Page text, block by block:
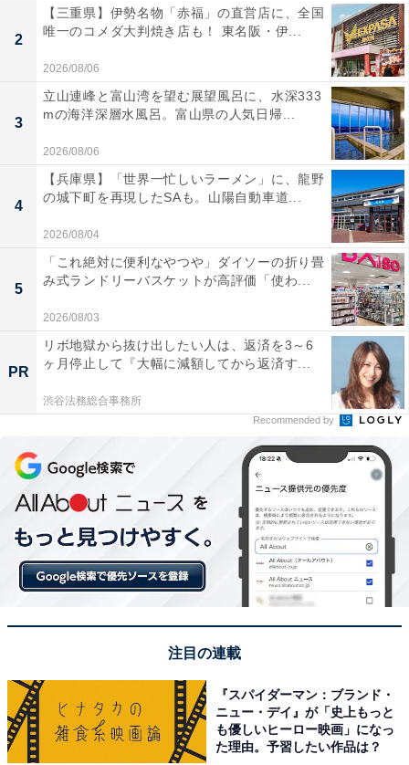
2
【三重県】伊勢名物「赤福」の直営店に、全国
唯一のコメダ大判焼き店も！ 東名阪・伊...
2026/08/06
3
立山連峰と富山湾を望む展望風呂に、水深333
mの海洋深層水風呂。富山県の人気日帰...
2026/08/06
4
【兵庫県】「世界一忙しいラーメン」に、龍野
の城下町を再現したSAも。山陽自動車道...
2026/08/04
5
「これ絶対に便利なやつや」ダイソーの折り畳
み式ランドリーバスケットが高評価「使わ...
2026/08/03
PR
リボ地獄から抜け出したい人は、返済を3～6
ヶ月停止して『大幅に減額してから返済す...
渋谷法務総合事務所
Recommended by
注目の連載
『スパイダーマン：ブランド・
ニュー・デイ』が「史上もっと
も優しいヒーロー映画」になっ
た理由。予習したい作品は？